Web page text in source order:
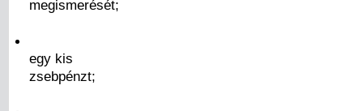
megismerését;
egy kis
zsebpénzt;